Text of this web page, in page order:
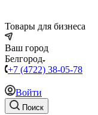
Товары для бизнеса
Ваш город
Белгород
+7 (4722) 38-05-78
Войти
Поиск